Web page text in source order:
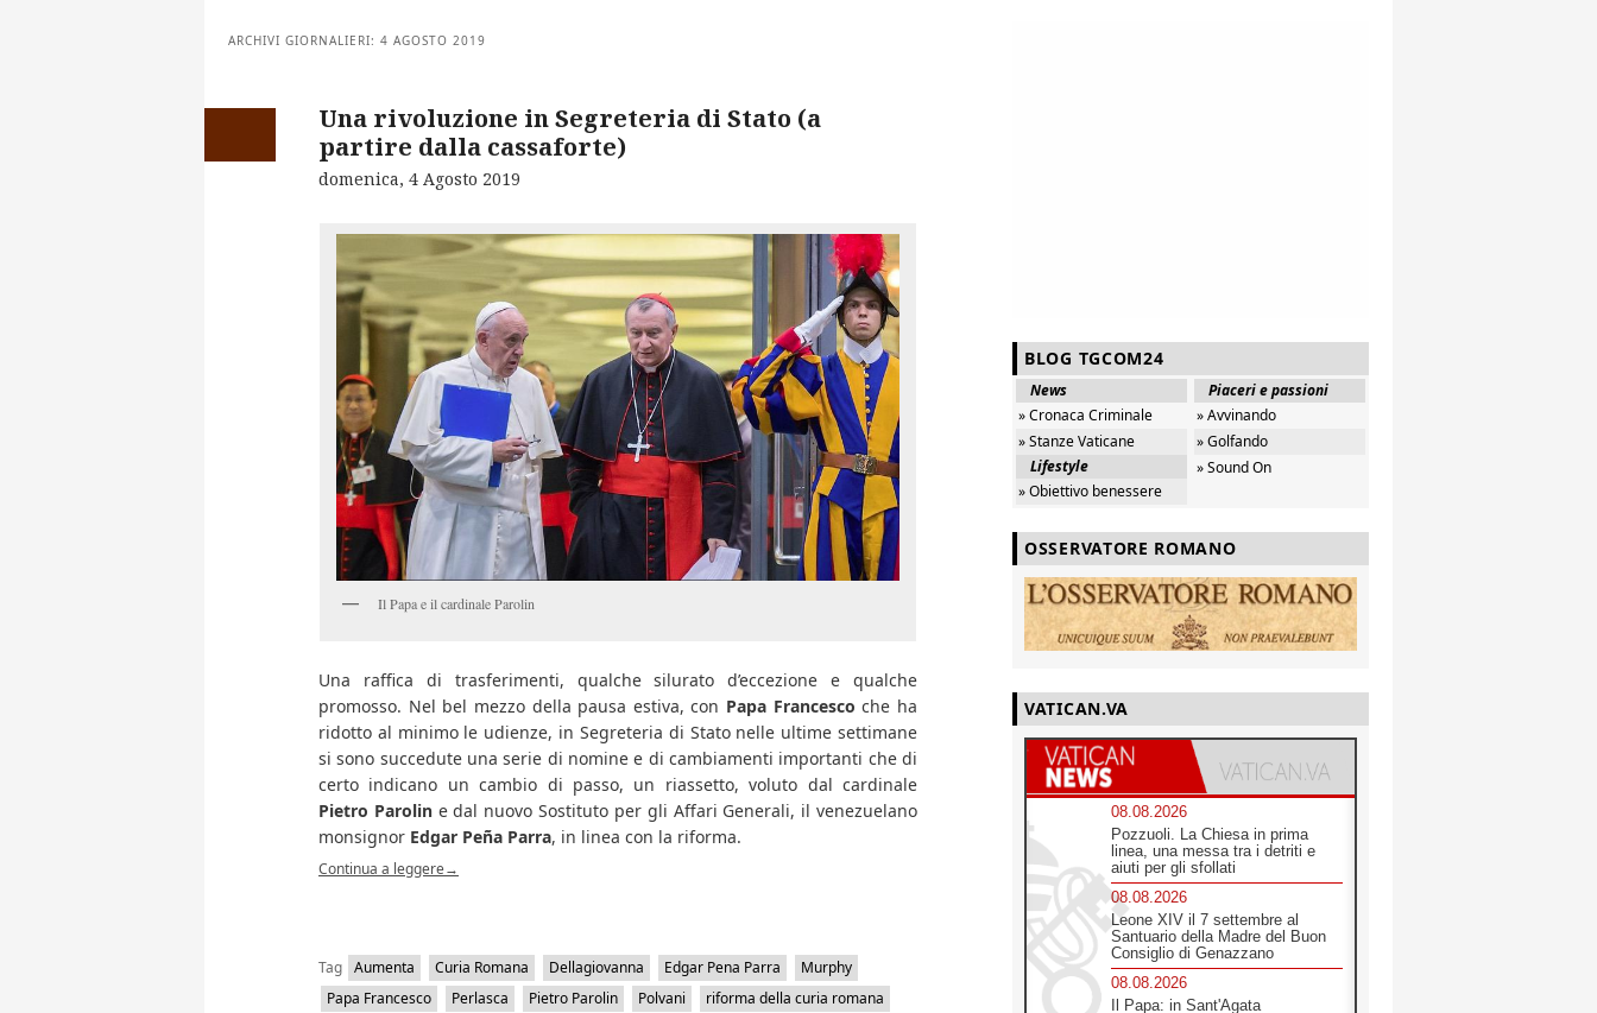
ARCHIVI GIORNALIERI: 4 AGOSTO 2019
Una rivoluzione in Segreteria di Stato (a
partire dalla cassaforte)
domenica, 4 Agosto 2019
Il Papa e il cardinale Parolin
Una raffica di trasferimenti, qualche silurato d’eccezione e qualche
promosso. Nel bel mezzo della pausa estiva, con Papa Francesco che ha
ridotto al minimo le udienze, in Segreteria di Stato nelle ultime settimane
si sono succedute una serie di nomine e di cambiamenti importanti che di
certo indicano un cambio di passo, un riassetto, voluto dal cardinale
Pietro Paroline dal nuovo Sostituto per gli Affari Generali, il venezuelano
monsignor Edgar Peña Parra, in linea con la riforma.
Continua a leggere→
Tag Aumenta Curia Romana Dellagiovanna Edgar Pena Parra
Murphy
Papa Francesco
Perlasca Pietro Parolin Polvani
riforma della curia romana
BLOG TGCOM24
News
» Cronaca Criminale
» Stanze Vaticane
Lifestyle
» Obiettivo benessere
Piaceri e passioni
» Avvinando
» Golfando
» Sound On
OSSERVATORE ROMANO
VATICAN.VA
08.08.2026
Pozzuoli. La Chiesa in prima
linea, una messa tra i detriti e
aiuti per gli sfollati
08.08.2026
Leone XIV il 7 settembre al
Santuario della Madre del Buon
Consiglio di Genazzano
08.08.2026
Il Papa: in Sant'Agata